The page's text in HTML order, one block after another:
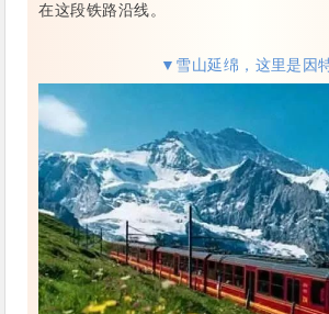
在这段铁路沿线。
▼雪山延绵，这里是因